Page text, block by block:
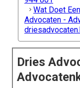
Wat Doet
Advocaten -
Dries